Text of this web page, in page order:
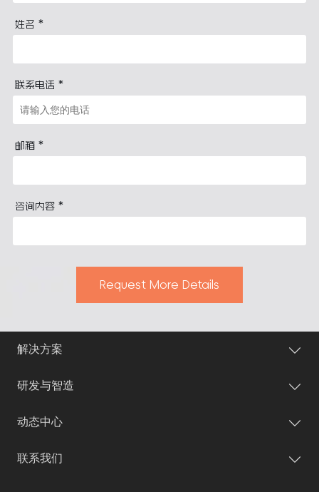
姓名 *
联系电话 *
邮箱 *
咨询内容 *
Request More Details
解决方案
研发与智造
动态中心
联系我们